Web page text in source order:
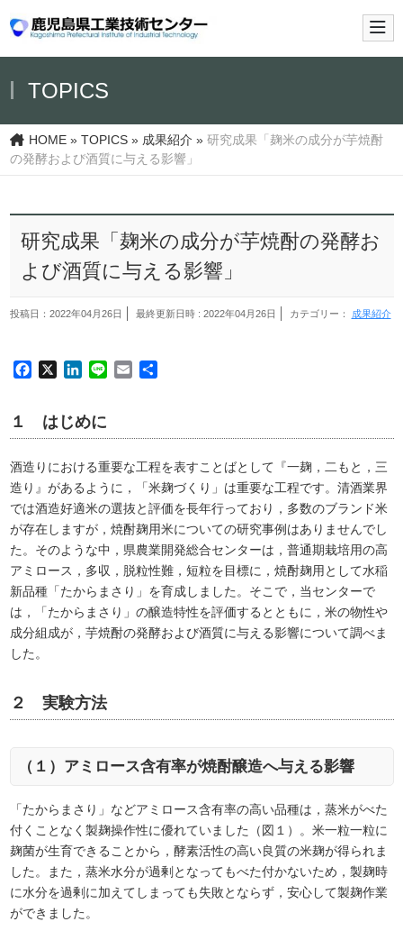
メ
TOPICS
HOME» TOPICS» 成果紹介 » 研究成果「麹米の成分が芋焼酎
の発酵および酒質に与える影響」
研究成果「麹米の成分が芋焼酎の発酵お
よび酒質に与える影響」
投稿日：2022年04月26日 最終更新日時 : 2022年04月26日 カテゴリー： 成果紹介
FacebookLinkedIn
Line Email
１ はじめに
酒造りにおける重要な工程を表すことばとして『一麹，二もと，三
造り』があるように，「米麹づくり」は重要な工程です。清酒業界
では酒造好適米の選抜と評価を長年行っており，多数のブランド米
が存在しますが，焼酎麹用米についての研究事例はありませんでし
た。そのような中，県農業開発総合センターは，普通期栽培用の高
アミロース，多収，脱粒性難，短粒を目標に，焼酎麹用として水稲
新品種「たからまさり」を育成しました。そこで，当センターで
は，「たからまさり」の醸造特性を評価するとともに，米の物性や
成分組成が，芋焼酎の発酵および酒質に与える影響について調べま
した。
２ 実験方法
（１）アミロース含有率が焼酎醸造へ与える影響
「たからまさり」などアミロース含有率の高い品種は，蒸米がべた
付くことなく製麹操作性に優れていました（図１）。米一粒一粒に
麹菌が生育できることから，酵素活性の高い良質の米麹が得られま
した。また，蒸米水分が過剰となってもべた付かないため，製麹時
に水分を過剰に加えてしまっても失敗とならず，安心して製麹作業
ができました。